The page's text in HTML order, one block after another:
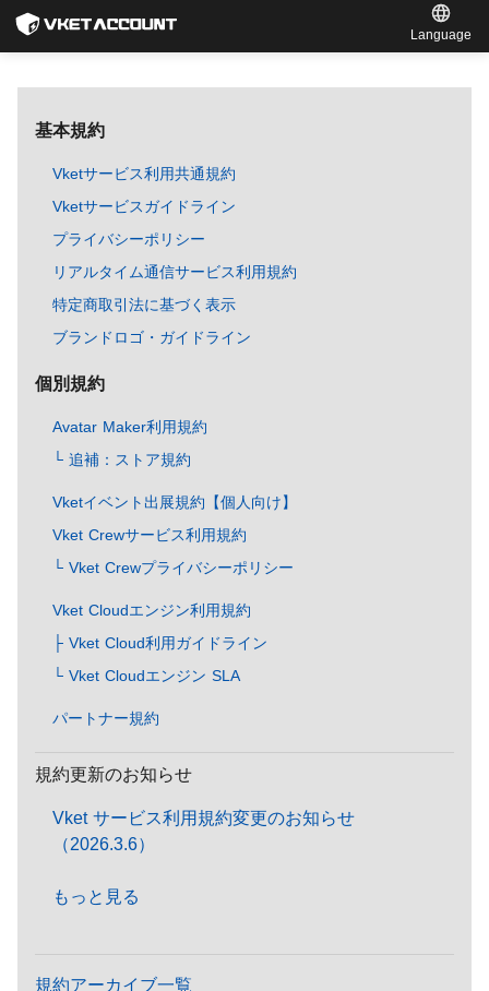
Language
基本規約
Vketサービス利用共通規約
Vketサービスガイドライン
プライバシーポリシー
リアルタイム通信サービス利用規約
特定商取引法に基づく表示
ブランドロゴ・ガイドライン
個別規約
Avatar Maker利用規約
└ 追補：ストア規約
Vketイベント出展規約【個人向け】
Vket Crewサービス利用規約
└ Vket Crewプライバシーポリシー
Vket Cloudエンジン利用規約
├ Vket Cloud利用ガイドライン
└ Vket Cloudエンジン SLA
パートナー規約
規約更新のお知らせ
Vket サービス利用規約変更のお知らせ
（2026.3.6）
もっと見る
規約アーカイブ一覧